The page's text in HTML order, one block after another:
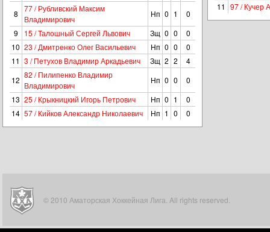
8
77 / Рубливский Максим
Владимирович
Нп 0 1
0
9
15 / Талошный Сергей Львович Зщ 0 0
0
10 23 / Дмитренко Олег Васильевич Нп 0 0
0
11 3 / Петухов Владимир Аркадьевич Зщ 2 2
4
12
82 / Пилипенко Владимир
Владимирович
Нп 0 0
0
13 25 / Крыкницкий Игорь Петрович Нп 0 1
0
14 57 / Кийков Александр Николаевич Нп 1 0 0
11 97 / Кучер
© 2010 Аматорская Хоккейная Лига. All rights reserved.